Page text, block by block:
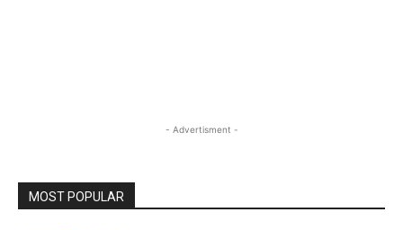
- Advertisment -
MOST POPULAR